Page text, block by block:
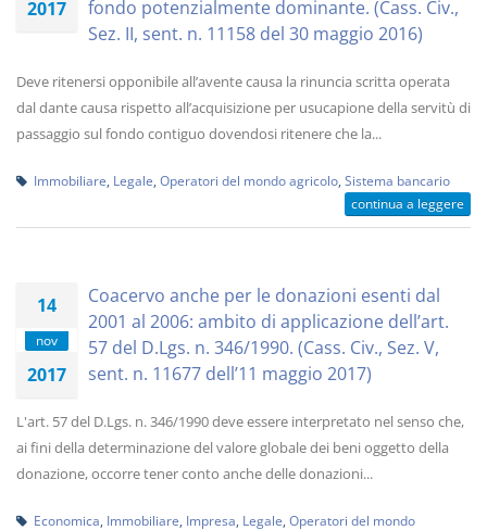
2017
fondo potenzialmente dominante. (Cass. Civ.,
Sez. II, sent. n. 11158 del 30 maggio 2016)
Deve ritenersi opponibile all’avente causa la rinuncia scritta operata
dal dante causa rispetto all’acquisizione per usucapione della servitù di
passaggio sul fondo contiguo dovendosi ritenere che la...
Immobiliare Legale Operatori del mondo agricolo Sistema bancario
continua a leggere
14
nov
2017
Coacervo anche per le donazioni esenti dal
2001 al 2006: ambito di applicazione dell’art.
57 del D.Lgs. n. 346/1990. (Cass. Civ., Sez. V,
sent. n. 11677 dell’11 maggio 2017)
L'art. 57 del D.Lgs. n. 346/1990 deve essere interpretato nel senso che,
ai fini della determinazione del valore globale dei beni oggetto della
donazione, occorre tener conto anche delle donazioni...
Economica Immobiliare Impresa Legale Operatori del mondo